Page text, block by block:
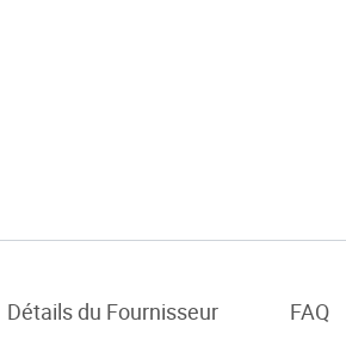
Détails du Fournisseur FAQ